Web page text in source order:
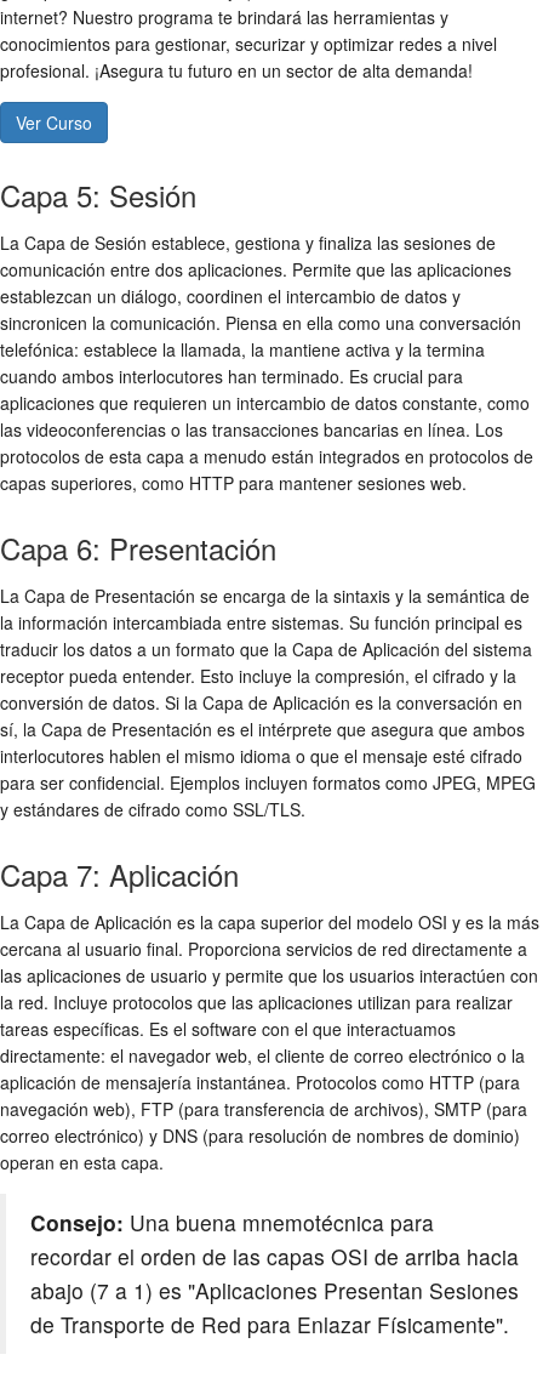
internet? Nuestro programa te brindará las herramientas y
conocimientos para gestionar, securizar y optimizar redes a nivel
profesional. ¡Asegura tu futuro en un sector de alta demanda!
Ver Curso
Capa 5: Sesión
La Capa de Sesión establece, gestiona y finaliza las sesiones de
comunicación entre dos aplicaciones. Permite que las aplicaciones
establezcan un diálogo, coordinen el intercambio de datos y
sincronicen la comunicación. Piensa en ella como una conversación
telefónica: establece la llamada, la mantiene activa y la termina
cuando ambos interlocutores han terminado. Es crucial para
aplicaciones que requieren un intercambio de datos constante, como
las videoconferencias o las transacciones bancarias en línea. Los
protocolos de esta capa a menudo están integrados en protocolos de
capas superiores, como HTTP para mantener sesiones web.
Capa 6: Presentación
La Capa de Presentación se encarga de la sintaxis y la semántica de
la información intercambiada entre sistemas. Su función principal es
traducir los datos a un formato que la Capa de Aplicación del sistema
receptor pueda entender. Esto incluye la compresión, el cifrado y la
conversión de datos. Si la Capa de Aplicación es la conversación en
sí, la Capa de Presentación es el intérprete que asegura que ambos
interlocutores hablen el mismo idioma o que el mensaje esté cifrado
para ser confidencial. Ejemplos incluyen formatos como JPEG, MPEG
y estándares de cifrado como SSL/TLS.
Capa 7: Aplicación
La Capa de Aplicación es la capa superior del modelo OSI y es la más
cercana al usuario final. Proporciona servicios de red directamente a
las aplicaciones de usuario y permite que los usuarios interactúen con
la red. Incluye protocolos que las aplicaciones utilizan para realizar
tareas específicas. Es el software con el que interactuamos
directamente: el navegador web, el cliente de correo electrónico o la
aplicación de mensajería instantánea. Protocolos como HTTP (para
navegación web), FTP (para transferencia de archivos), SMTP (para
correo electrónico) y DNS (para resolución de nombres de dominio)
operan en esta capa.
Consejo: Una buena mnemotécnica para
recordar el orden de las capas OSI de arriba hacia
abajo (7 a 1) es "Aplicaciones Presentan Sesiones
de Transporte de Red para Enlazar Físicamente".